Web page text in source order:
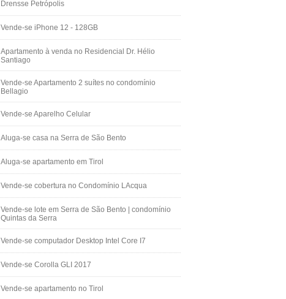
Drensse Petrópolis
Vende-se iPhone 12 - 128GB
Apartamento à venda no Residencial Dr. Hélio
Santiago
Vende-se Apartamento 2 suítes no condomínio
Bellagio
Vende-se Aparelho Celular
Aluga-se casa na Serra de São Bento
Aluga-se apartamento em Tirol
Vende-se cobertura no Condomínio LAcqua
Vende-se lote em Serra de São Bento | condomínio
Quintas da Serra
Vende-se computador Desktop Intel Core I7
Vende-se Corolla GLI 2017
Vende-se apartamento no Tirol